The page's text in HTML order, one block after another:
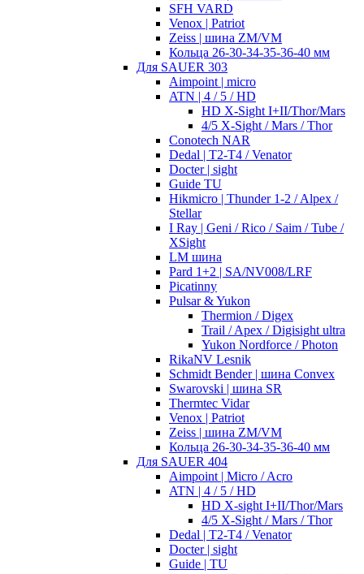
SFH VARD
Venox | Patriot
Zeiss | шина ZM/VM
Кольца 26-30-34-35-36-40 мм
Для SAUER 303
Aimpoint | micro
ATN | 4 / 5 / HD
HD X-Sight I+II/Thor/Mars
4/5 X-Sight / Mars / Thor
Conotech NAR
Dedal | T2-T4 / Venator
Docter | sight
Guide TU
Hikmicro | Thunder 1-2 / Alpex /
Stellar
I Ray | Geni / Rico / Saim / Tube /
XSight
LM шина
Pard 1+2 | SA/NV008/LRF
Picatinny
Pulsar & Yukon
Thermion / Digex
Trail / Apex / Digisight ultra
Yukon Nordforce / Photon
RikaNV Lesnik
Schmidt Bender | шина Convex
Swarovski | шина SR
Thermtec Vidar
Venox | Patriot
Zeiss | шина ZM/VM
Кольца 26-30-34-35-36-40 мм
Для SAUER 404
Aimpoint | Micro / Acro
ATN | 4 / 5 / HD
HD X-sight I+II/Thor/Mars
4/5 X-Sight / Mars / Thor
Dedal | T2-T4 / Venator
Docter | sight
Guide | TU